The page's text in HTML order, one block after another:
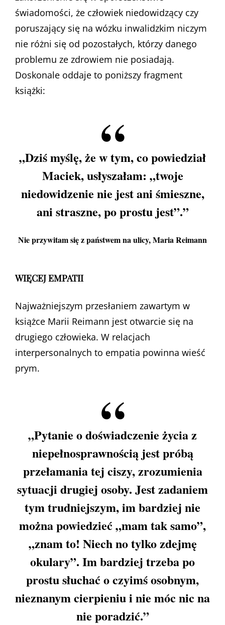
świadomości, że człowiek niedowidzący czy
poruszający się na wózku inwalidzkim niczym
nie różni się od pozostałych, którzy danego
problemu ze zdrowiem nie posiadają.
Doskonale oddaje to poniższy fragment
książki:
„Dziś myślę, że w tym, co powiedział
Maciek, usłyszałam: „twoje
niedowidzenie nie jest ani śmieszne,
ani straszne, po prostu jest”.”
Nie przywitam się z państwem na ulicy, Maria Reimann
WIĘCEJ EMPATII
Najważniejszym przesłaniem zawartym w
książce Marii Reimann jest otwarcie się na
drugiego człowieka. W relacjach
interpersonalnych to empatia powinna wieść
prym.
„Pytanie o doświadczenie życia z
niepełnosprawnością jest próbą
przełamania tej ciszy, zrozumienia
sytuacji drugiej osoby. Jest zadaniem
tym trudniejszym, im bardziej nie
można powiedzieć „mam tak samo”,
„znam to! Niech no tylko zdejmę
okulary”. Im bardziej trzeba po
prostu słuchać o czyimś osobnym,
nieznanym cierpieniu i nie móc nic na
nie poradzić.”